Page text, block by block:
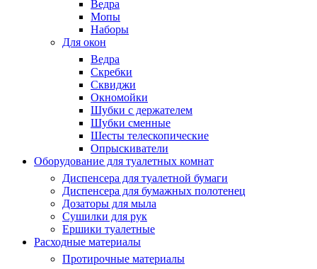
Ведра
Мопы
Наборы
Для окон
Ведра
Скребки
Сквиджи
Окномойки
Шубки с держателем
Шубки сменные
Шесты телескопические
Опрыскиватели
Оборудование для туалетных комнат
Диспенсера для туалетной бумаги
Диспенсера для бумажных полотенец
Дозаторы для мыла
Сушилки для рук
Ершики туалетные
Расходные материалы
Протирочные материалы